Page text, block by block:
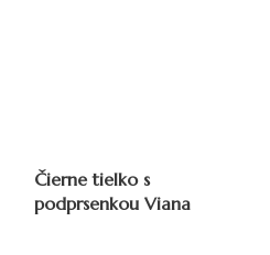
Čierne tielko s
podprsenkou Viana